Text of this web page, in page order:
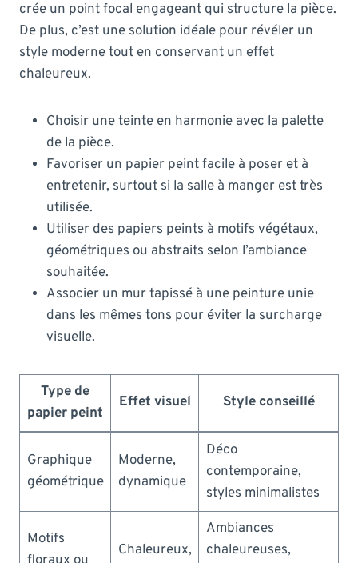
crée un point focal engageant qui structure la pièce.
De plus, c’est une solution idéale pour révéler un
style moderne tout en conservant un effet
chaleureux.
Choisir une teinte en harmonie avec la palette
de la pièce.
Favoriser un papier peint facile à poser et à
entretenir, surtout si la salle à manger est très
utilisée.
Utiliser des papiers peints à motifs végétaux,
géométriques ou abstraits selon l’ambiance
souhaitée.
Associer un mur tapissé à une peinture unie
dans les mêmes tons pour éviter la surcharge
visuelle.
Type de
papier peint
Effet visuel Style conseillé
Graphique
géométrique
Moderne,
dynamique
Déco
contemporaine,
styles minimalistes
Motifs
Chaleureux,
Ambiances
chaleureuses,